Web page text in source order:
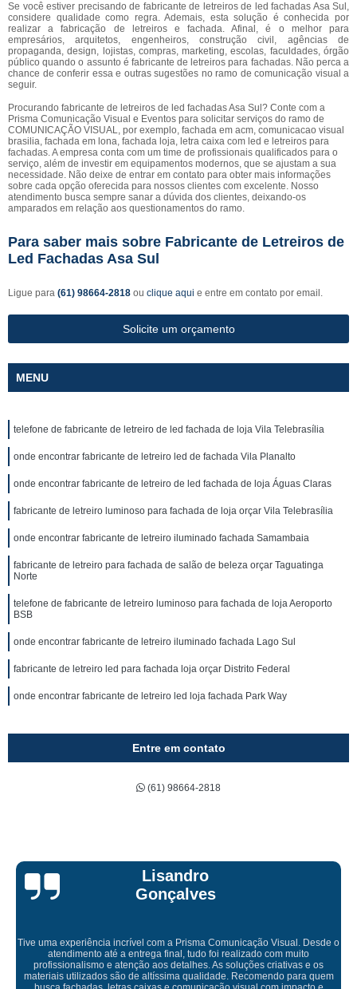
Se você estiver precisando de fabricante de letreiros de led fachadas Asa Sul,
considere qualidade como regra. Ademais, esta solução é conhecida por
realizar a fabricação de letreiros e fachada. Afinal, é o melhor para
empresários, arquitetos, engenheiros, construção civil, agências de
propaganda, design, lojistas, compras, marketing, escolas, faculdades, órgão
público quando o assunto é fabricante de letreiros para fachadas. Não perca a
chance de conferir essa e outras sugestões no ramo de comunicação visual a
seguir.
Procurando fabricante de letreiros de led fachadas Asa Sul? Conte com a
Prisma Comunicação Visual e Eventos para solicitar serviços do ramo de
COMUNICAÇÃO VISUAL, por exemplo, fachada em acm, comunicacao visual
brasilia, fachada em lona, fachada loja, letra caixa com led e letreiros para
fachadas. A empresa conta com um time de profissionais qualificados para o
serviço, além de investir em equipamentos modernos, que se ajustam a sua
necessidade. Não deixe de entrar em contato para obter mais informações
sobre cada opção oferecida para nossos clientes com excelente. Nosso
atendimento busca sempre sanar a dúvida dos clientes, deixando-os
amparados em relação aos questionamentos do ramo.
Para saber mais sobre Fabricante de Letreiros de
Led Fachadas Asa Sul
Ligue para (61) 98664-2818 ou clique aqui e entre em contato por email.
Solicite um orçamento
MENU
telefone de fabricante de letreiro de led fachada de loja Vila Telebrasília
onde encontrar fabricante de letreiro led de fachada Vila Planalto
onde encontrar fabricante de letreiro de led fachada de loja Águas Claras
fabricante de letreiro luminoso para fachada de loja orçar Vila Telebrasília
onde encontrar fabricante de letreiro iluminado fachada Samambaia
fabricante de letreiro para fachada de salão de beleza orçar Taguatinga
Norte
telefone de fabricante de letreiro luminoso para fachada de loja Aeroporto
BSB
onde encontrar fabricante de letreiro iluminado fachada Lago Sul
fabricante de letreiro led para fachada loja orçar Distrito Federal
onde encontrar fabricante de letreiro led loja fachada Park Way
Entre em contato
(61) 98664-2818
Desde o
e os
para quem
Bruna Eduarda
Empresa maravilhosa, entregue antes do prazo e a
ficou perfeita, indico de olhos fechados